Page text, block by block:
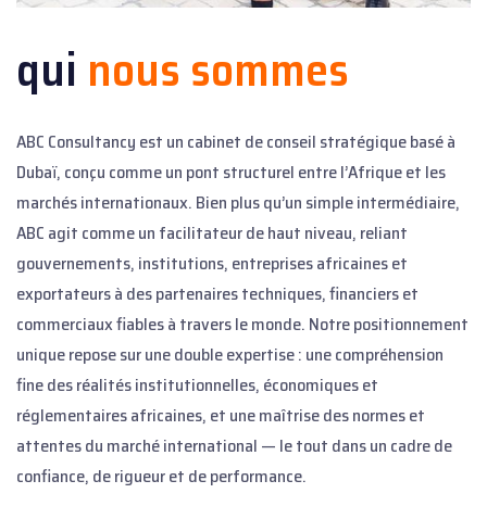
qui nous sommes
ABC Consultancy est un cabinet de conseil stratégique basé à
Dubaï, conçu comme un pont structurel entre l’Afrique et les
marchés internationaux. Bien plus qu’un simple intermédiaire,
ABC agit comme un facilitateur de haut niveau, reliant
gouvernements, institutions, entreprises africaines et
exportateurs à des partenaires techniques, financiers et
commerciaux fiables à travers le monde. Notre positionnement
unique repose sur une double expertise : une compréhension
fine des réalités institutionnelles, économiques et
réglementaires africaines, et une maîtrise des normes et
attentes du marché international — le tout dans un cadre de
confiance, de rigueur et de performance.